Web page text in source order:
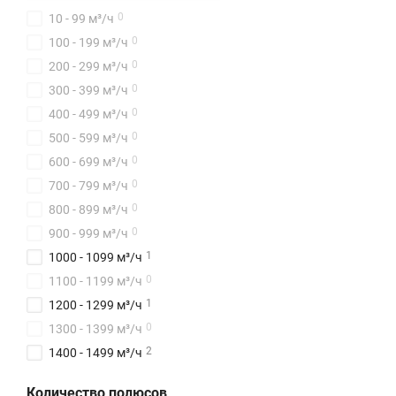
140x60 0
160x60 0
180x75 0
200x60 0
200x80 0
225x90 0
250x100 0
280x115 0
315x130 0
355x145 0
400x165 0
450x185 0
500x205 0
10 - 99 м³/ч 0
100 - 199 м³/ч 0
200 - 299 м³/ч 0
300 - 399 м³/ч 0
400 - 499 м³/ч 0
500 - 599 м³/ч 0
600 - 699 м³/ч 0
700 - 799 м³/ч 0
800 - 899 м³/ч 0
900 - 999 м³/ч 0
1000 - 1099 м³/ч 1
1100 - 1199 м³/ч 0
1200 - 1299 м³/ч 1
1300 - 1399 м³/ч 0
1400 - 1499 м³/ч 2